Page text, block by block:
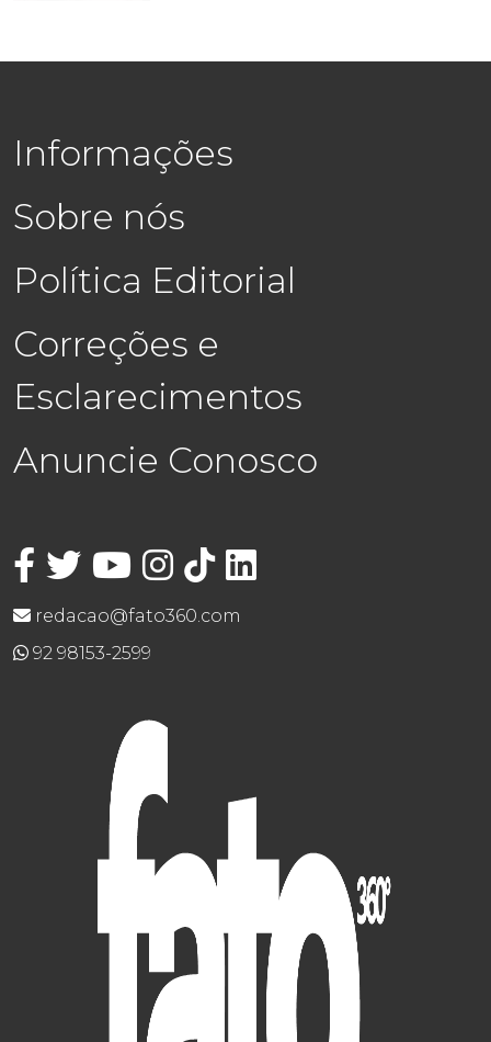
Informações
Sobre nós
Política Editorial
Correções e
Esclarecimentos
Anuncie Conosco
redacao@fato360.com
92 98153-2599